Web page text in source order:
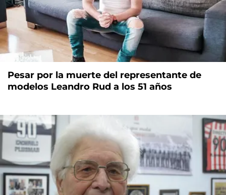
Pesar por la muerte del representante de
modelos Leandro Rud a los 51 años